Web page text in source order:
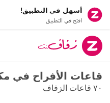
أسهل في التطبيق!
افتح في التطبيق
قاعات الأفراح في
٧٠ قاعات الزفاف